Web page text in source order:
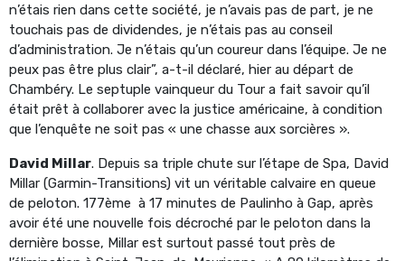
n’étais rien dans cette société, je n’avais pas de part, je ne
touchais pas de dividendes, je n’étais pas au conseil
d’administration. Je n’étais qu’un coureur dans l’équipe. Je ne
peux pas être plus clair”, a-t-il déclaré, hier au départ de
Chambéry. Le septuple vainqueur du Tour a fait savoir qu’il
était prêt à collaborer avec la justice américaine, à condition
que l’enquête ne soit pas « une chasse aux sorcières ».
David Millar. Depuis sa triple chute sur l’étape de Spa, David
Millar (Garmin-Transitions) vit un véritable calvaire en queue
de peloton. 177ème à 17 minutes de Paulinho à Gap, après
avoir été une nouvelle fois décroché par le peloton dans la
dernière bosse, Millar est surtout passé tout près de